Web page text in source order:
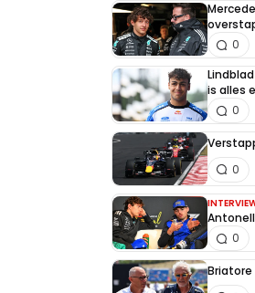
0
is alles
0
0
0
Briatore